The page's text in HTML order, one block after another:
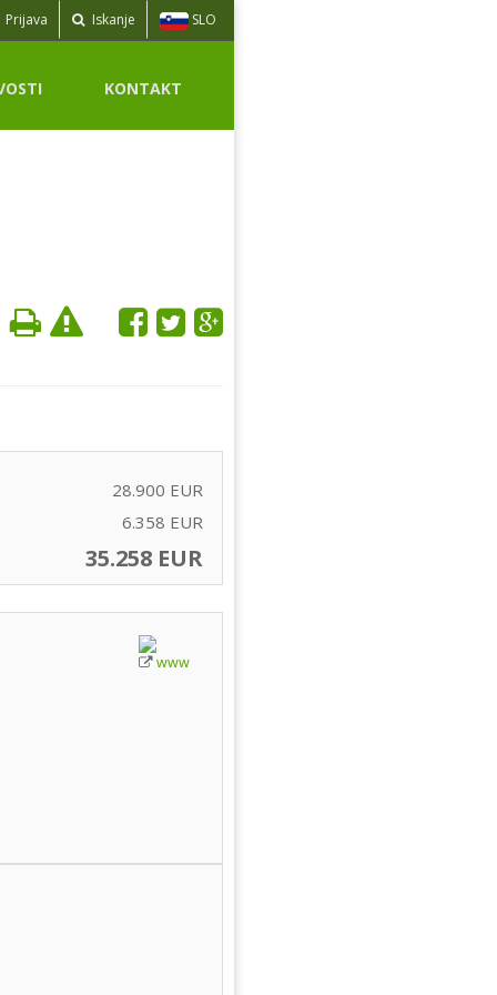
Prijava Iskanje SLO
KONTAKT
28.900 EUR
6.358 EUR
35.258 EUR
www